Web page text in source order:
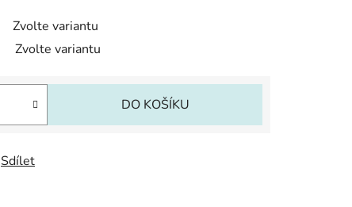
Zvolte variantu
Zvolte variantu
DO KOŠÍKU
Sdílet